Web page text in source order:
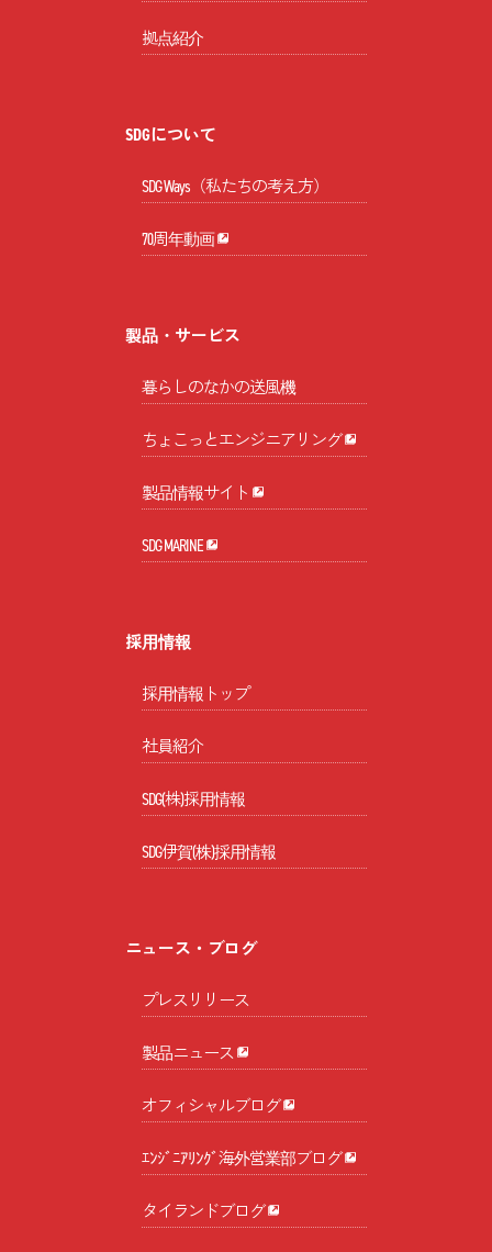
拠点紹介
SDGについて
SDG Ways（私たちの考え方）
70周年動画
製品・サービス
暮らしのなかの送風機
ちょこっとエンジニアリング
製品情報サイト
SDG MARINE
採用情報
採用情報トップ
社員紹介
SDG(株)採用情報
SDG伊賀(株)採用情報
ニュース・ブログ
プレスリリース
製品ニュース
オフィシャルブログ
ｴﾝｼﾞﾆｱﾘﾝｸﾞ海外営業部ブログ
タイランドブログ